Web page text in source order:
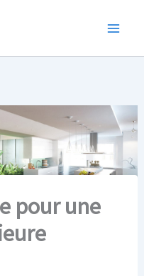
pour une